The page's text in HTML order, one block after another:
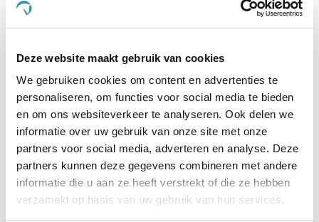
Deze website maakt gebruik van cookies
We gebruiken cookies om content en advertenties te
personaliseren, om functies voor social media te bieden
en om ons websiteverkeer te analyseren. Ook delen we
informatie over uw gebruik van onze site met onze
partners voor social media, adverteren en analyse. Deze
partners kunnen deze gegevens combineren met andere
informatie die u aan ze heeft verstrekt of die ze hebben
verzameld op basis van uw gebruik van hun services.
Dursy Dog en ervaar zelf de voordelen van onze
zorgvuldig samengestelde producten. Uw dier
precies wat wij bieden.
Wat maakt De Paardendrogist uniek in
de markt voor paardensupplementen?
De Paardendrogist onderscheidt zich door zijn
toewijding aan kwaliteit en innovatie in de
gezondheidszorg van paarden. Met jarenlange
ervaring en een diepe kennis van paardenvoeding
en -welzijn, ontwikkelt De Paardendrogist